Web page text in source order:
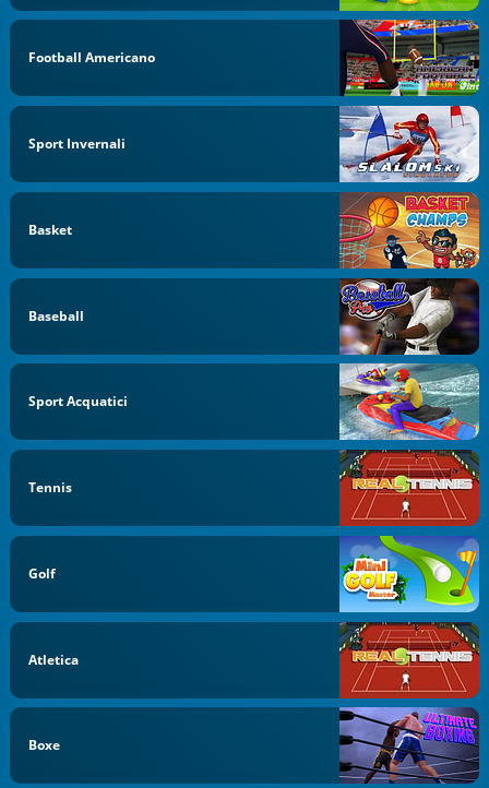
Football Americano
Sport Invernali
Basket
Baseball
Sport Acquatici
Tennis
Golf
Atletica
Boxe